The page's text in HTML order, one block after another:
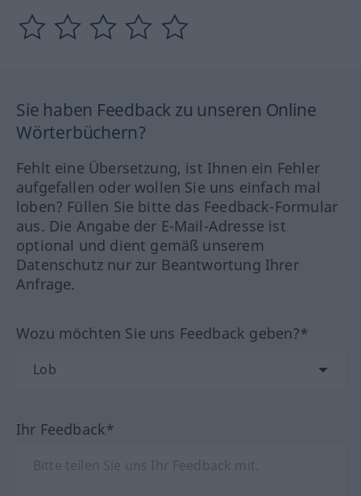
Sie haben Feedback zu unseren Online
Wörterbüchern?
Fehlt eine Übersetzung, ist Ihnen ein Fehler
aufgefallen oder wollen Sie uns einfach mal
loben? Füllen Sie bitte das Feedback-Formular
aus. Die Angabe der E-Mail-Adresse ist
optional und dient gemäß unserem
Datenschutz nur zur Beantwortung Ihrer
Anfrage.
Wozu möchten Sie uns Feedback geben?*
Ihr Feedback*